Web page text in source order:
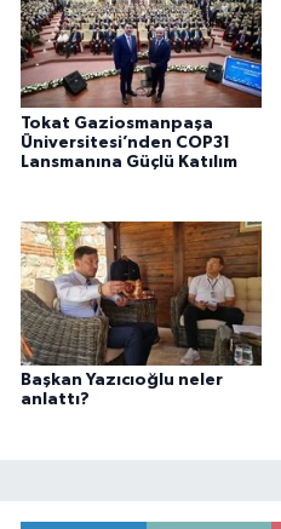
Tokat Gaziosmanpaşa
Üniversitesi’nden COP31
Lansmanına Güçlü Katılım
Başkan Yazıcıoğlu neler
anlattı?